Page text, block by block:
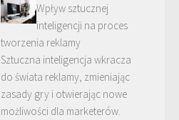
Wpływ sztucznej
inteligencji na proces
tworzenia reklamy
Sztuczna inteligencja wkracza
do świata reklamy, zmieniając
zasady gry i otwierając nowe
możliwości dla marketerów.